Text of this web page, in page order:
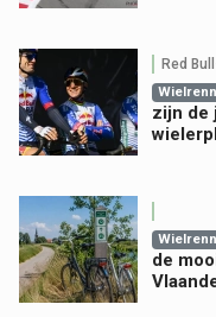
Red
zijn de
de